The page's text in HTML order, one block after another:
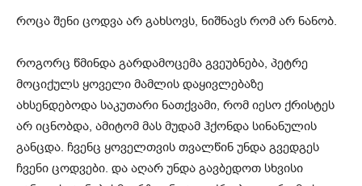
როცა შენი ცოდვა არ გახსოვს, ნიშნავს რომ არ ნანობ.
როგორც წმინდა გარდამოცემა გვეუბნება, პეტრე
მოციქულს ყოველი მამლის დაყივლებაზე
ახსენდებოდა საკუთარი ნათქვამი, რომ იესო ქრისტეს
არ იცნობდა, ამიტომ მას მუდამ ჰქონდა სინანულის
განცდა. ჩვენც ყოველთვის თვალწინ უნდა გვედგეს
ჩვენი ცოდვები. და აღარ უნდა გავბედოთ სხვისი